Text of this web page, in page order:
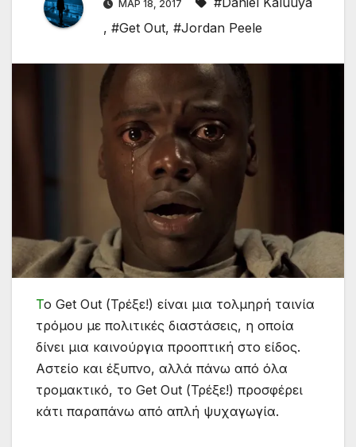
ΜΑΡ 18, 2017
, #Get Out, #Jordan Peele
Το Get Out (Τρέξε!) είναι μια τολμηρή ταινία
τρόμου με πολιτικές διαστάσεις, η οποία
δίνει μια καινούργια προοπτική στο είδος.
Αστείο και έξυπνο, αλλά πάνω από όλα
τρομακτικό, το Get Out (Τρέξε!) προσφέρει
κάτι παραπάνω από απλή ψυχαγωγία.